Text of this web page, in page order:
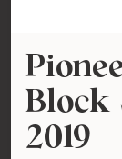
Block
2019